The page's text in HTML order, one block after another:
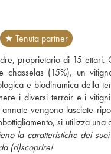
★ Tenuta partner
proprietario di 15 ettari.
chasselas (15%), un
e biodinamica della
i diversi terroir e i
si utilizza una
la caratteristiche dei
(ri)scoprire!